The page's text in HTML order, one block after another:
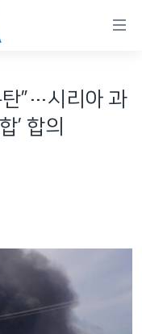
탄”…시리아 과
’ 합의